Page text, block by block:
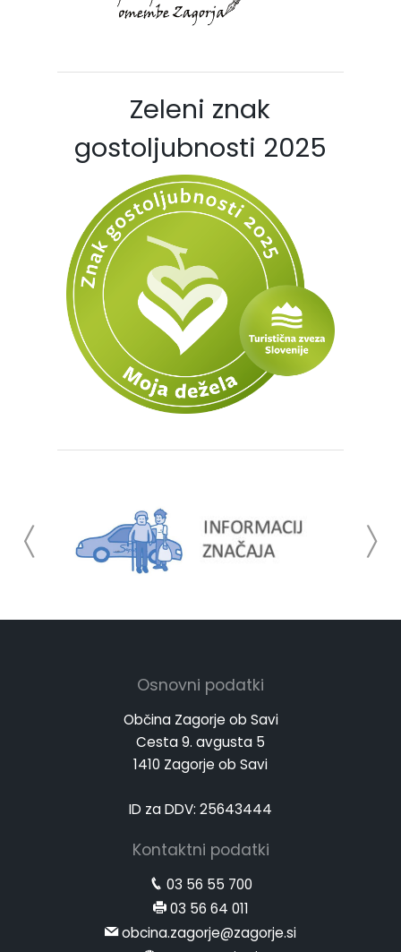
Zeleni znak
gostoljubnosti 2025
Osnovni podatki
Občina Zagorje ob Savi
Cesta 9. avgusta 5
1410 Zagorje ob Savi
ID za DDV: 25643444
Kontaktni podatki
03 56 55 700
03 56 64 011
obcina.zagorje@zagorje.si